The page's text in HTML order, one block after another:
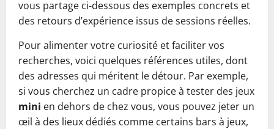
vous partage ci-dessous des exemples concrets et
des retours d’expérience issus de sessions réelles.
Pour alimenter votre curiosité et faciliter vos
recherches, voici quelques références utiles, dont
des adresses qui méritent le détour. Par exemple,
si vous cherchez un cadre propice à tester des jeux
mini en dehors de chez vous, vous pouvez jeter un
œil à des lieux dédiés comme certains bars à jeux,